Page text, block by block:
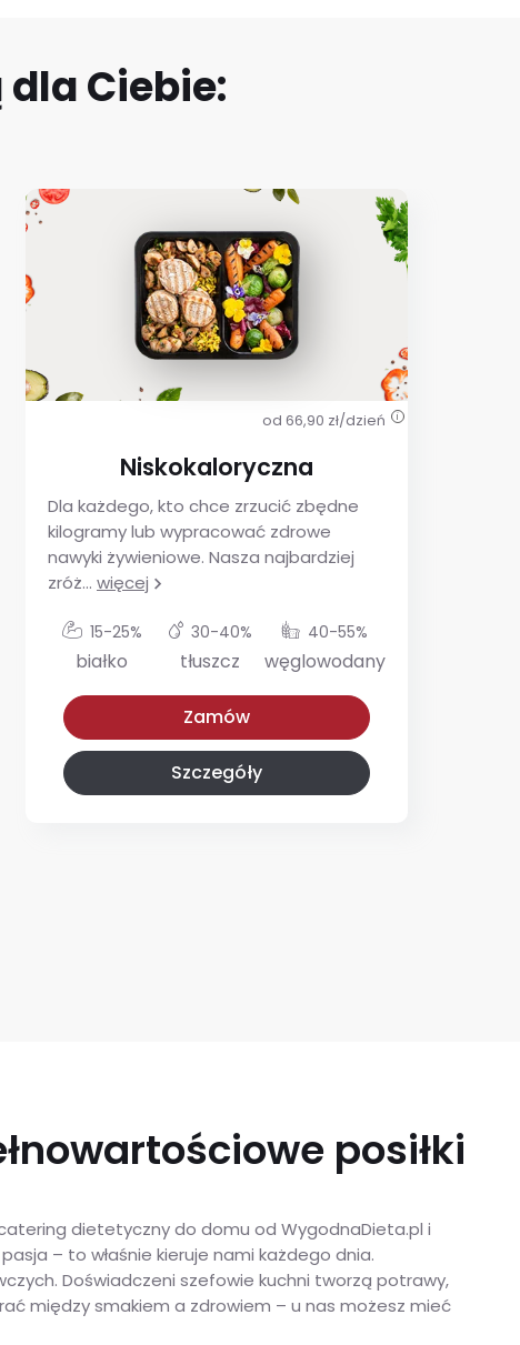
Ciebie:
od 66,90 zł/dzień i
Niskokaloryczna
Dla każdego, kto chce zrzucić zbędne
kilogramy lub wypracować zdrowe
nawyki żywieniowe. Nasza najbardziej
zróż... więcej
15-25%
białko
30-40%
tłuszcz
40-55%
węglowodany
Zamów
Szczegóły
posiłki
dietetyczny do domu od WygodnaDieta.pl i
– to właśnie kieruje nami każdego dnia.
Doświadczeni szefowie kuchni tworzą potrawy,
między smakiem a zdrowiem – u nas możesz mieć